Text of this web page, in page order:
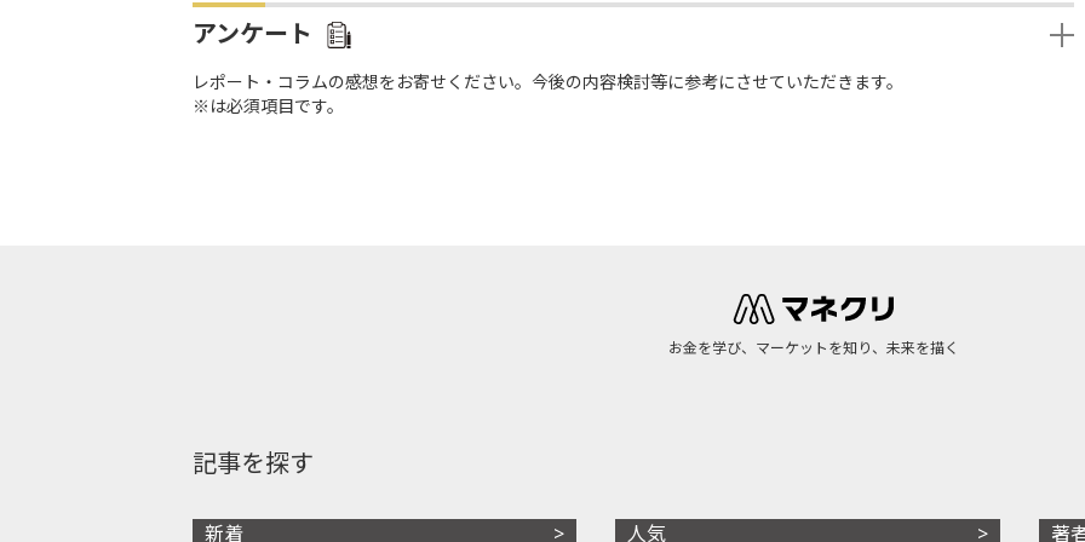
アンケート
レポート・コラムの感想をお寄せください。今後の内容検討等に参考にさせていただきます。
※は必須項目です。
お金を学び、マーケットを知り、未来を描く
記事を探す
新着 人気 著